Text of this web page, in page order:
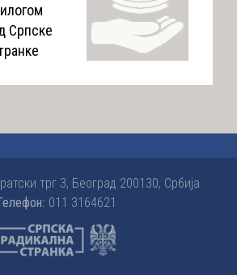
Српске
трг 3, Београд 200130, Србија
011 3164621